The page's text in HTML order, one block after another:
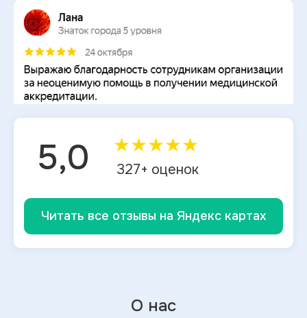
5,0 ★★★★★
327+ оценок
Читать все отзывы на Яндекс картах
О нас